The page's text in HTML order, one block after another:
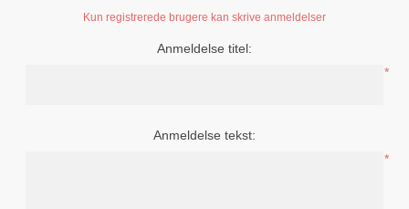
Kun registrerede brugere kan skrive anmeldelser
Anmeldelse titel:
*
Anmeldelse tekst:
*